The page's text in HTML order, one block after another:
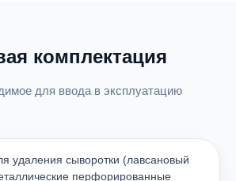
комплектация
для ввода в эксплуатацию
удаления сыворотки (лавсановый
перфорированные